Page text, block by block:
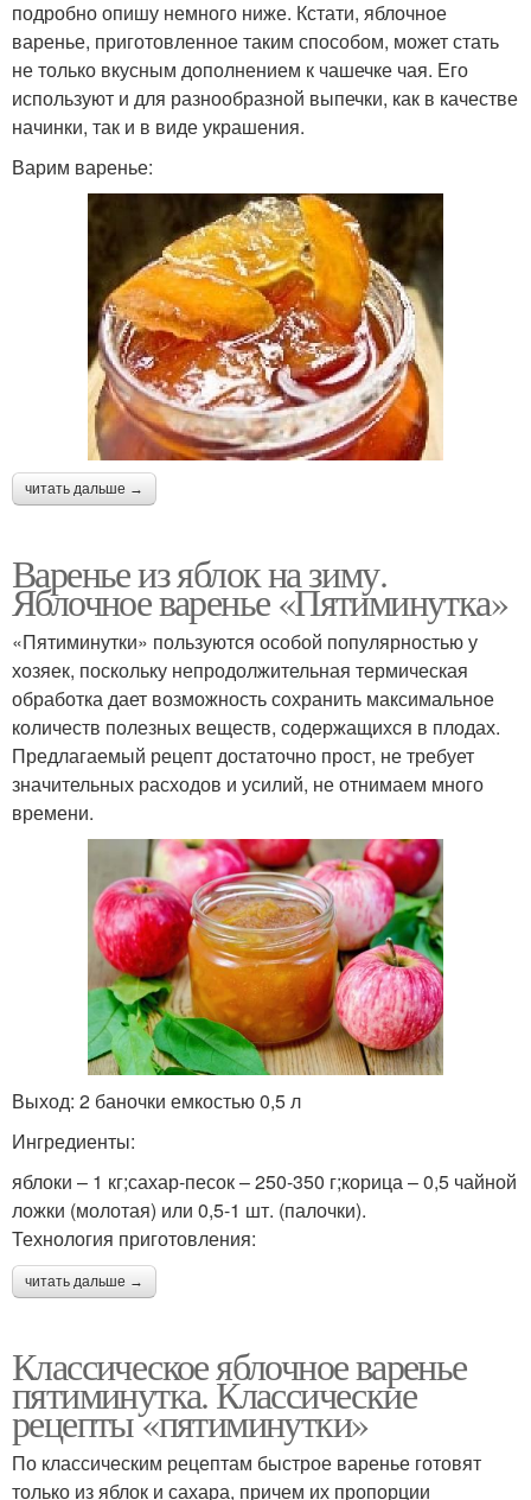
подробно опишу немного ниже. Кстати, яблочное
варенье, приготовленное таким способом, может стать
не только вкусным дополнением к чашечке чая. Его
используют и для разнообразной выпечки, как в качестве
начинки, так и в виде украшения.
Варим варенье:
читать дальше →
Варенье из яблок на зиму.
Яблочное варенье «Пятиминутка»
«Пятиминутки» пользуются особой популярностью у
хозяек, поскольку непродолжительная термическая
обработка дает возможность сохранить максимальное
количеств полезных веществ, содержащихся в плодах.
Предлагаемый рецепт достаточно прост, не требует
значительных расходов и усилий, не отнимаем много
времени.
Выход: 2 баночки емкостью 0,5 л
Ингредиенты:
яблоки – 1 кг;сахар-песок – 250-350 г;корица – 0,5 чайной
ложки (молотая) или 0,5-1 шт. (палочки).
Технология приготовления:
читать дальше →
Классическое яблочное варенье
пятиминутка. Классические
рецепты «пятиминутки»
По классическим рецептам быстрое варенье готовят
только из яблок и сахара, причем их пропорции